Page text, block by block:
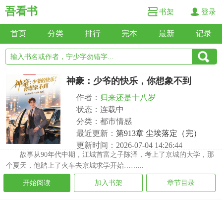
吾看书 书架 登录
首页 分类 排行 完本 最新 记录
神豪：少爷的快乐，你想象不到
作者： 归来还是十八岁
状态：连载中
分类：都市情感
最近更新： 第913章 尘埃落定（完）
更新时间：2026-07-04 14:26:44
故事从90年代中期，江城首富之子陈泽，考上了京城的大学，那
个夏天，他踏上了火车去京城求学开始……...
开始阅读 加入书架 章节目录